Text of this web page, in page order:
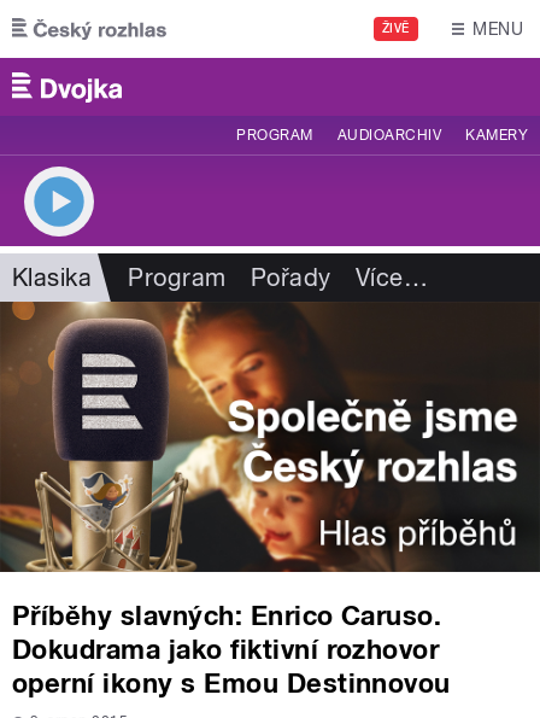
Přejít k hlavnímu obsahu
ŽIVĚ MENU
PROGRAM AUDIOARCHIV KAMERY
Klasika Program Pořady Více…
Příběhy slavných: Enrico Caruso.
Dokudrama jako fiktivní rozhovor
operní ikony s Emou Destinnovou